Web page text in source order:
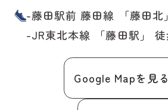
-藤田駅前 藤田線 「藤田北
-JR東北本線 「藤田駅」 徒
Google Mapを見る